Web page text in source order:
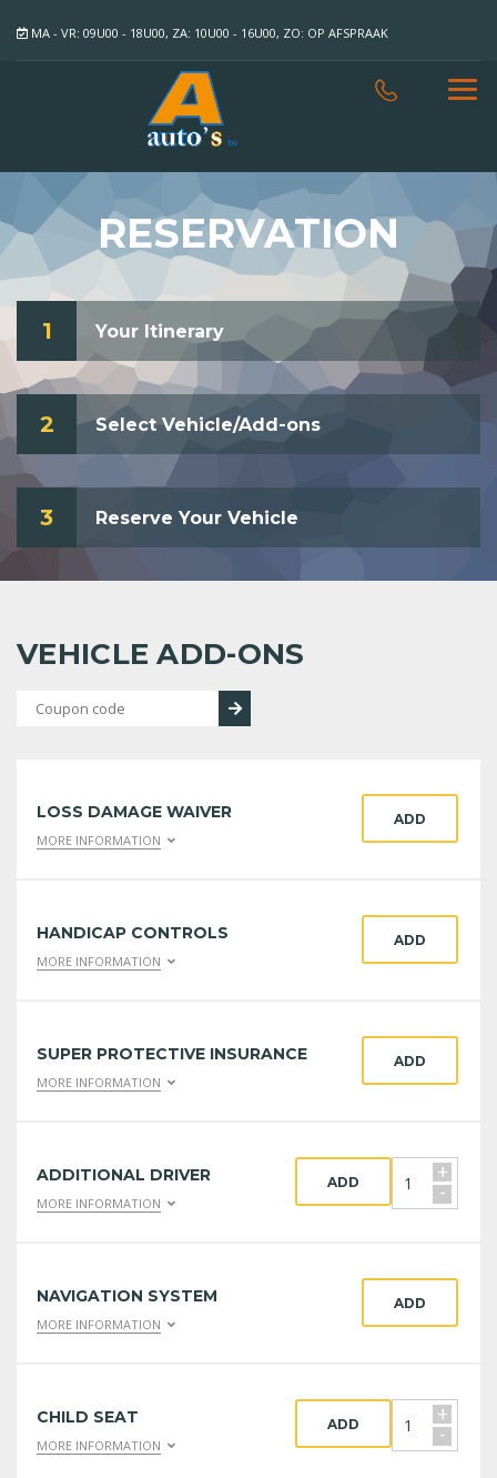
MA - VR: 09U00 - 18U00, ZA: 10U00 - 16U00, ZO: OP AFSPRAAK
RESERVATION
1 Your Itinerary
2 Select Vehicle/Add-ons
3 Reserve Your Vehicle
VEHICLE ADD-ONS
LOSS DAMAGE WAIVER
MORE INFORMATION
ADD
HANDICAP CONTROLS
MORE INFORMATION
ADD
SUPER PROTECTIVE INSURANCE
MORE INFORMATION
ADD
ADDITIONAL DRIVER
MORE INFORMATION
+
-
ADD
NAVIGATION SYSTEM
MORE INFORMATION
ADD
CHILD SEAT
MORE INFORMATION
+
-
ADD